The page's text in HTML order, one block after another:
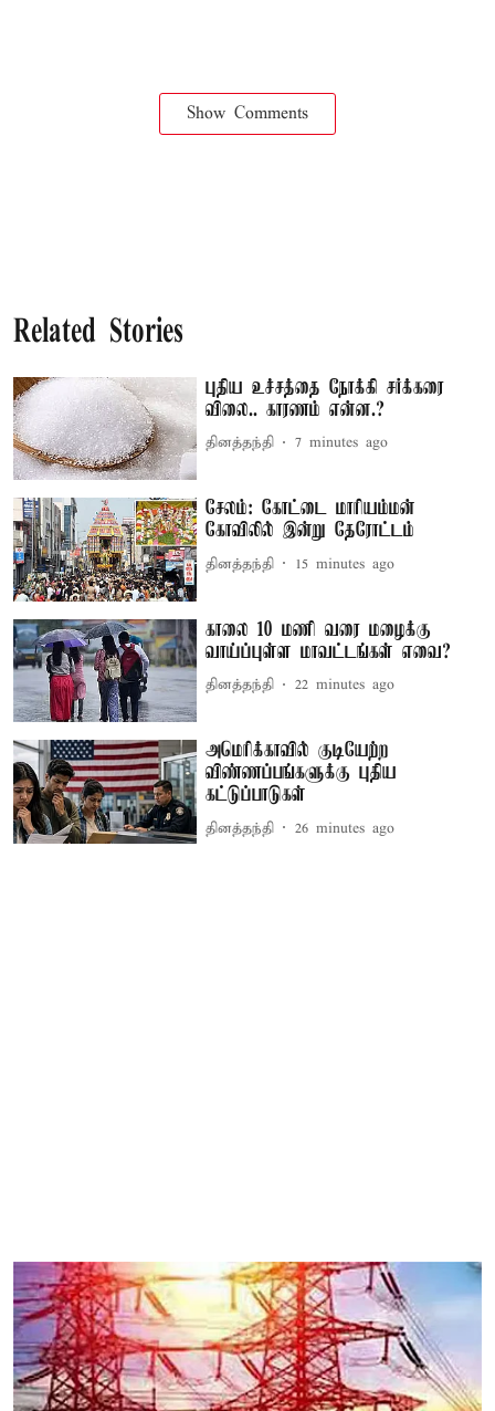
Show Comments
Related Stories
புதிய உச்சத்தை நோக்கி சர்க்கரை
விலை.. காரணம் என்ன.?
தினத்தந்தி 7 minutes ago
சேலம்: கோட்டை மாரியம்மன்
கோவிலில் இன்று தேரோட்டம்
தினத்தந்தி 15 minutes ago
காலை 10 மணி வரை மழைக்கு
வாய்ப்புள்ள மாவட்டங்கள் எவை?
தினத்தந்தி 22 minutes ago
அமெரிக்காவில் குடியேற்ற
விண்ணப்பங்களுக்கு புதிய
கட்டுப்பாடுகள்
தினத்தந்தி 26 minutes ago